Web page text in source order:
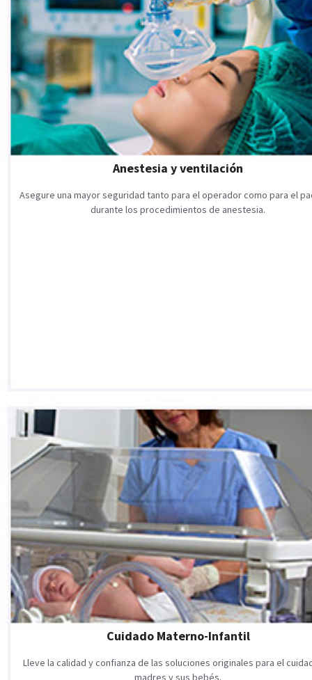
Anestesia y ventilación
Asegure una mayor seguridad tanto para el operador como para el
durante los procedimientos de anestesia.
Cuidado Materno-Infantil
Lleve la calidad y confianza de las soluciones originales para el
madres y sus bebés.